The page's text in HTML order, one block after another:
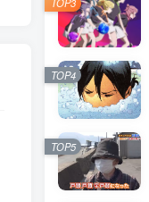
TOP3
TOP4
TOP5